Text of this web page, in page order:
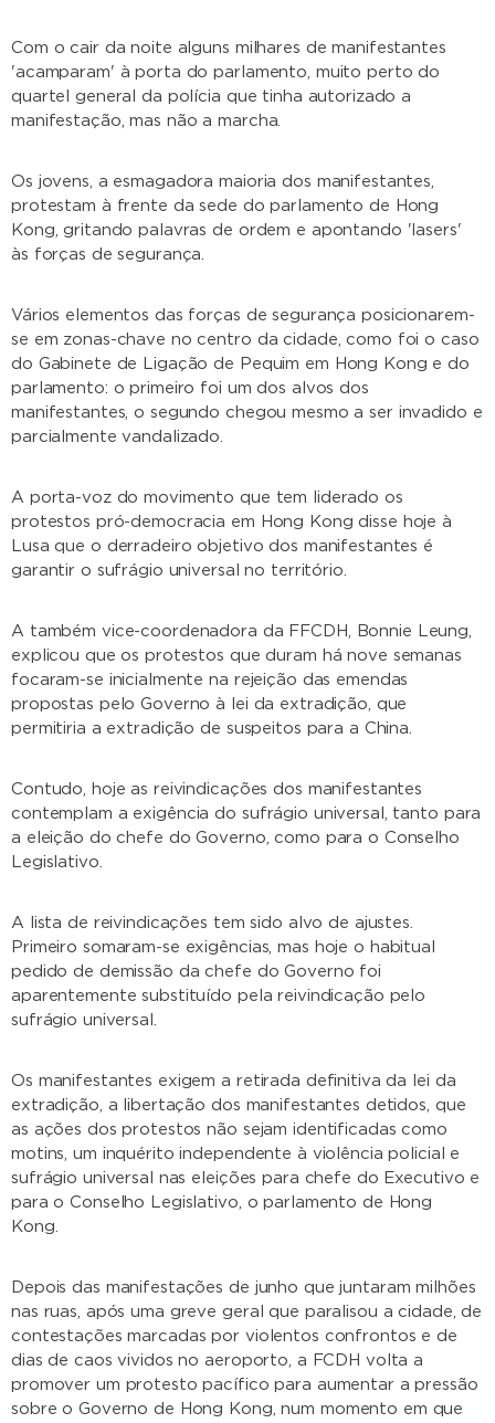
Com o cair da noite alguns milhares de manifestantes
'acamparam' à porta do parlamento, muito perto do
quartel general da polícia que tinha autorizado a
manifestação, mas não a marcha.
Os jovens, a esmagadora maioria dos manifestantes,
protestam à frente da sede do parlamento de Hong
Kong, gritando palavras de ordem e apontando 'lasers'
às forças de segurança.
Vários elementos das forças de segurança posicionarem-
se em zonas-chave no centro da cidade, como foi o caso
do Gabinete de Ligação de Pequim em Hong Kong e do
parlamento: o primeiro foi um dos alvos dos
manifestantes, o segundo chegou mesmo a ser invadido e
parcialmente vandalizado.
A porta-voz do movimento que tem liderado os
protestos pró-democracia em Hong Kong disse hoje à
Lusa que o derradeiro objetivo dos manifestantes é
garantir o sufrágio universal no território.
A também vice-coordenadora da FFCDH, Bonnie Leung,
explicou que os protestos que duram há nove semanas
focaram-se inicialmente na rejeição das emendas
propostas pelo Governo à lei da extradição, que
permitiria a extradição de suspeitos para a China.
Contudo, hoje as reivindicações dos manifestantes
contemplam a exigência do sufrágio universal, tanto para
a eleição do chefe do Governo, como para o Conselho
Legislativo.
A lista de reivindicações tem sido alvo de ajustes.
Primeiro somaram-se exigências, mas hoje o habitual
pedido de demissão da chefe do Governo foi
aparentemente substituído pela reivindicação pelo
sufrágio universal.
Os manifestantes exigem a retirada definitiva da lei da
extradição, a libertação dos manifestantes detidos, que
as ações dos protestos não sejam identificadas como
motins, um inquérito independente à violência policial e
sufrágio universal nas eleições para chefe do Executivo e
para o Conselho Legislativo, o parlamento de Hong
Kong.
Depois das manifestações de junho que juntaram milhões
nas ruas, após uma greve geral que paralisou a cidade, de
contestações marcadas por violentos confrontos e de
dias de caos vividos no aeroporto, a FCDH volta a
promover um protesto pacífico para aumentar a pressão
sobre o Governo de Hong Kong, num momento em que